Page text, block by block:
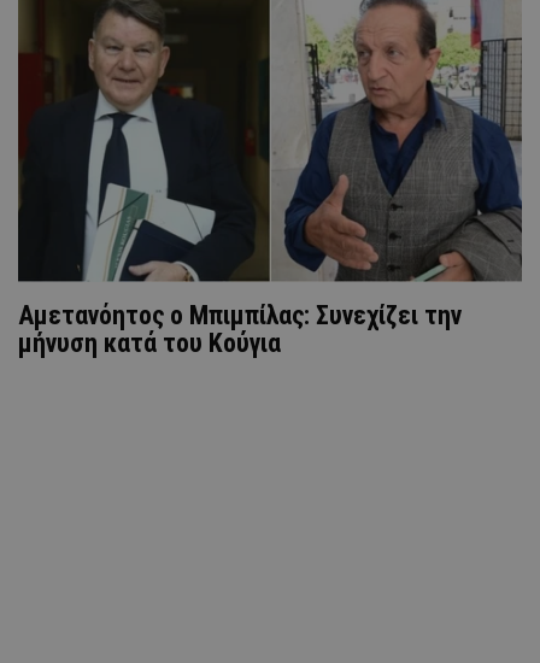
Αμετανόητος ο Μπιμπίλας: Συνεχίζει την
μήνυση κατά του Κούγια